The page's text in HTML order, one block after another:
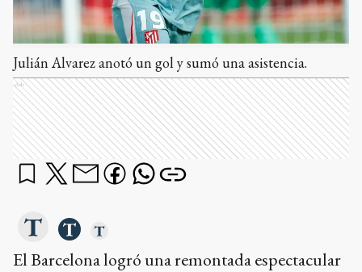
Julián Alvarez anotó un gol y sumó una asistencia.
Ads
El Barcelona logró una remontada espectacular